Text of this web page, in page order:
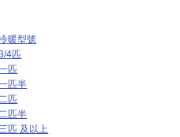
暖型號
4匹
匹
匹半
二匹
二匹半
三匹 及以上